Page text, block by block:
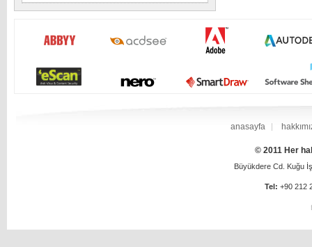
anasayfa
© 2011 Her
Büyükdere Cd. Kuğu
Tel: +90 212